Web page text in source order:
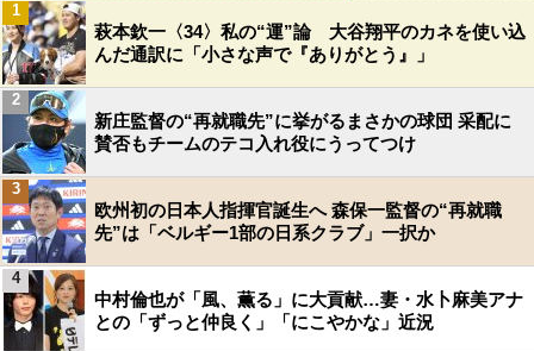
萩本欽一〈34〉私の“運”論 大谷翔平のカネを使い込
んだ通訳に「小さな声で『ありがとう』」
1
新庄監督の“再就職先”に挙がるまさかの球団 采配に
賛否もチームのテコ入れ役にうってつけ
2
欧州初の日本人指揮官誕生へ 森保一監督の“再就職
先”は「ベルギー1部の日系クラブ」一択か
3
中村倫也が「風、薫る」に大貢献…妻・水卜麻美アナ
との「ずっと仲良く」「にこやかな」近況
4